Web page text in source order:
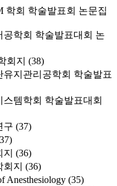
학회 학술발표회 논문집
공학회 학술발표대회 논
회지 (38)
유지관리공학회 학술발표
템학회 학술발표대회
구 (37)
(36)
지 (36)
Anesthesiology (35)